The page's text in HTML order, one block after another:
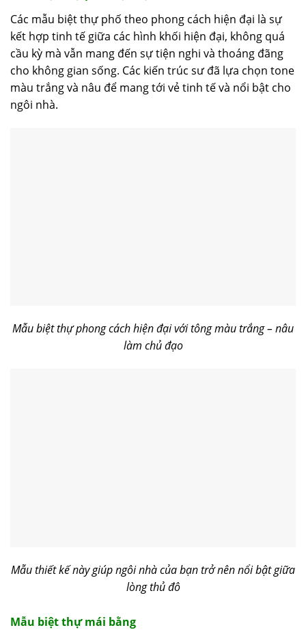
Các mẫu biệt thự phố theo phong cách hiện đại là sự
kết hợp tinh tế giữa các hình khối hiện đại, không quá
cầu kỳ mà vẫn mang đến sự tiện nghi và thoáng đãng
cho không gian sống. Các kiến trúc sư đã lựa chọn tone
màu trắng và nâu để mang tới vẻ tinh tế và nổi bật cho
ngôi nhà.
Mẫu biệt thự phong cách hiện đại với tông màu trắng – nâu
làm chủ đạo
Mẫu thiết kế này giúp ngôi nhà của bạn trở nên nổi bật giữa
lòng thủ đô
Mẫu biệt thự mái bằng